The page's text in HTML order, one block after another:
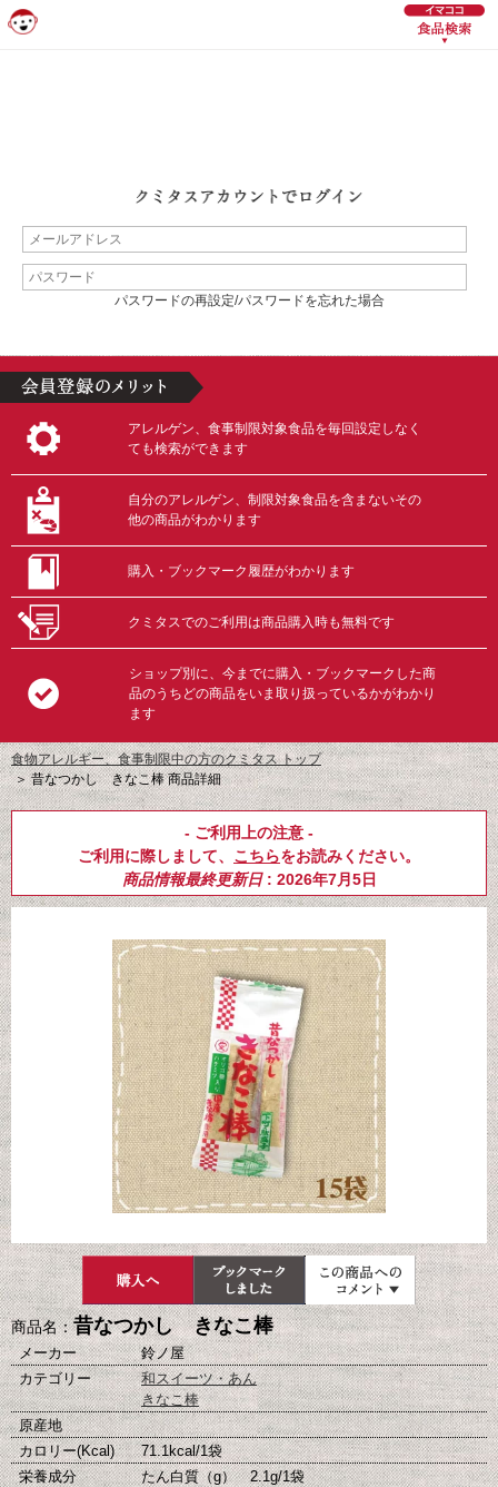
パスワードの再設定/パスワードを忘れた場合
アレルゲン、食事制限対象食品を毎回設定しなく
ても検索ができます
自分のアレルゲン、制限対象食品を含まないその
他の商品がわかります
購入・ブックマーク履歴がわかります
クミタスでのご利用は商品購入時も無料です
ショップ別に、今までに購入・ブックマークした商
品のうちどの商品をいま取り扱っているかがわかり
ます
食物アレルギー、食事制限中の方のクミタス トップ
＞昔なつかし きなこ棒 商品詳細
- ご利用上の注意 -
ご利用に際しまして、 こちらをお読みください。
商品情報最終更新日: 2026年7月5日
商品名：昔なつかし きなこ棒
メーカー
鈴ノ屋
カテゴリー
和スイーツ・あん
きなこ棒
原産地
カロリー(Kcal)
71.1kcal/1袋
栄養成分
たん白質（g） 2.1g/1袋